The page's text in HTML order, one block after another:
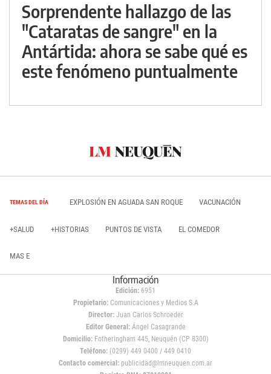
Sorprendente hallazgo de las
"Cataratas de sangre" en la
Antártida: ahora se sabe qué es
este fenómeno puntualmente
TEMAS DEL DÍA EXPLOSIÓN EN AGUADA SAN ROQUE VACUNACIÓN
+SALUD +HISTORIAS PUNTOS DE VISTA EL COMEDOR
MAS E
Información
Edición: 6951
Propietario:Comunicaciones y Medios S.A
Director: Juan Carlos Schroeder
Editor General:Ángel Casagrande
Domicilio:Fotheringham 445, Neuquén (CP 8300)
Teléfono: (0299) 449 0400 / 449 0410
Contacto comercial: publicidad@lmneuquen.com.ar